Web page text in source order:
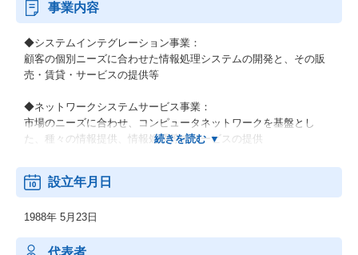
事業内容
◆システムインテグレーション事業：
顧客の個別ニーズに合わせた情報処理システムの開発と、その販
売・賃貸・サービスの提供等
◆ネットワークシステムサービス事業：
市場のニーズに合わせ、コンピュータネットワークを基盤とし
た、種々の情報提供、情報処理等のサービスの提供
◆その他の事業：
顧客の経営上の問題点に係わる調査・分析、情報処理システムの
設立年月日
1988年 5月23日
代表者